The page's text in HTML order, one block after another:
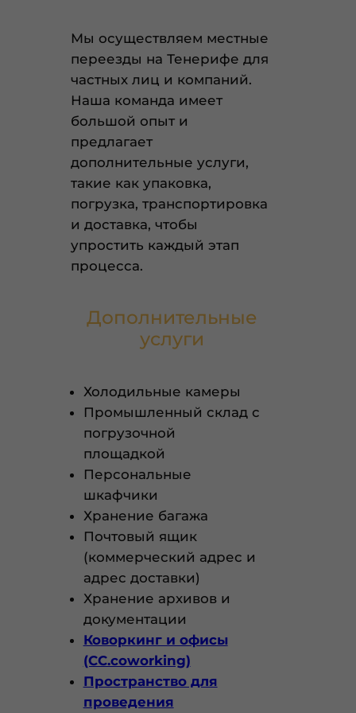
Мы осуществляем местные
переезды на Тенерифе для
частных лиц и компаний.
Наша команда имеет
большой опыт и
предлагает
дополнительные услуги,
такие как упаковка,
погрузка, транспортировка
и доставка, чтобы
упростить каждый этап
процесса.
Дополнительные
услуги
Холодильные камеры
Промышленный склад с
погрузочной
площадкой
Персональные
шкафчики
Хранение багажа
Почтовый ящик
(коммерческий адрес и
адрес доставки)
Хранение архивов и
документации
Коворкинг и офисы
(CC.coworking)
Пространство для
проведения